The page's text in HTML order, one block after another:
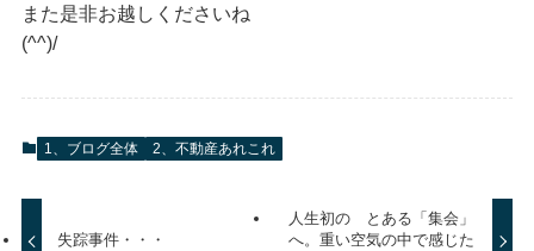
また是非お越しくださいね
(^^)/
1、ブログ全体 2、不動産あれこれ
失踪事件・・・
人生初の とある「集会」
へ。重い空気の中で感じた